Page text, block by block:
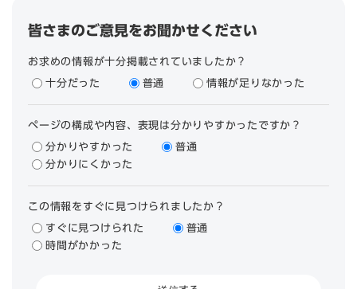
皆さまのご意見をお聞かせください
お求めの情報が十分掲載されていましたか？
十分だった 普通 情報が足りなかった
ページの構成や内容、表現は分かりやすかったですか？
分かりやすかった
普通
分かりにくかった
この情報をすぐに見つけられましたか？
すぐに見つけられた
普通
時間がかかった